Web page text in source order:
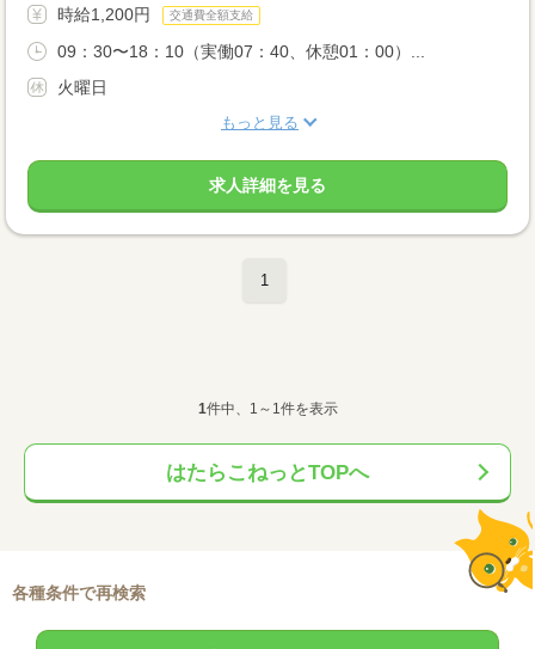
時給1,200円 交通費全額支給
09：30〜18：10（実働07：40、休憩01：00）...
火曜日
もっと見る
求人詳細を見る
1
1件中、1～1件を表示
はたらこねっとTOPへ
各種条件で再検索